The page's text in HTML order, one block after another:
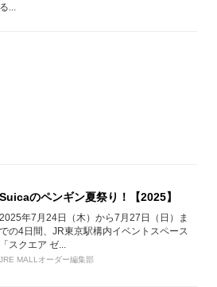
る...
Suicaのペンギン夏祭り！【2025】
2025年7月24日（木）から7月27日（日）ま
での4日間、JR東京駅構内イベントスペース
「スクエア ゼ...
JRE MALLオーダー編集部